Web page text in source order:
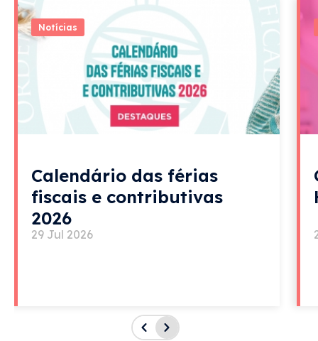
Notícias
Calendário das férias
fiscais e contributivas
2026
29 Jul 2026